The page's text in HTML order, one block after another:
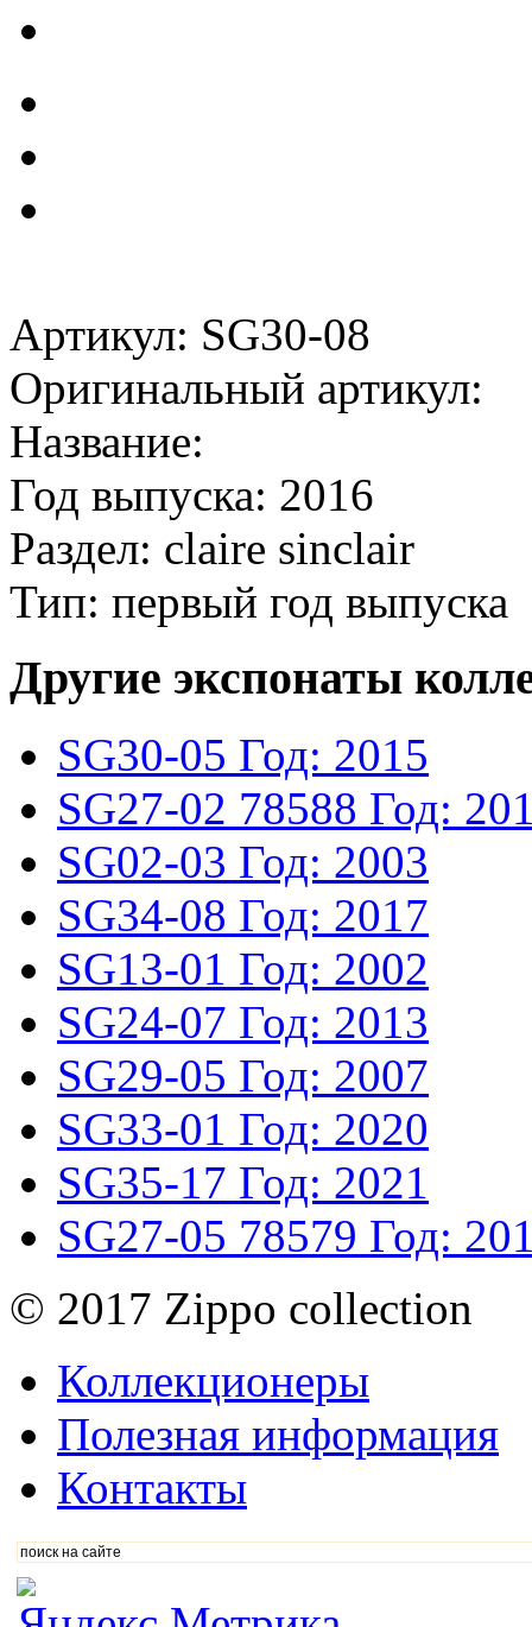
Артикул: SG30-08
Оригинальный артикул:
Название:
Год выпуска: 2016
Раздел: claire sinclair
Тип: первый год выпуска
Другие экспонаты
SG30-05 Год: 2015
SG27-02 78588 Год:
SG02-03 Год: 2003
SG34-08 Год: 2017
SG13-01 Год: 2002
SG24-07 Год: 2013
SG29-05 Год: 2007
SG33-01 Год: 2020
SG35-17 Год: 2021
SG27-05 78579 Год:
© 2017 Zippo collection
Коллекционеры
Полезная информация
Контакты